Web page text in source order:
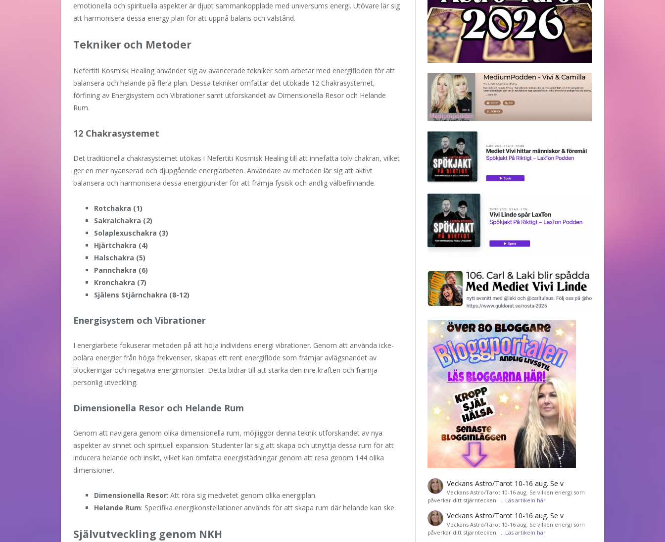
emotionella och spirituella aspekter är djupt sammankopplade med universums energi. Utövare lär sig
att harmonisera dessa energy plan för att uppnå balans och välstånd.
Tekniker och Metoder
Nefertiti Kosmisk Healing använder sig av avancerade tekniker som arbetar med energiflöden för att
balansera och helande på flera plan. Dessa tekniker omfattar det utökade 12 Chakrasystemet,
förfining av Energisystem och Vibrationer samt utforskandet av Dimensionella Resor och Helande
Rum.
12 Chakrasystemet
Det traditionella chakrasystemet utökas i Nefertiti Kosmisk Healing till att innefatta tolv chakran, vilket
ger en mer nyanserad och djupgående energiarbeten. Användare av metoden lär sig att aktivt
balansera och harmonisera dessa energipunkter för att främja fysisk och andlig välbefinnande.
Rotchakra (1)
Sakralchakra (2)
Solaplexuschakra (3)
Hjärtchakra (4)
Halschakra (5)
Pannchakra (6)
Kronchakra (7)
Själens Stjärnchakra (8-12)
Energisystem och Vibrationer
I energiarbete fokuserar metoden på att höja individens energi vibrationer. Genom att använda icke-
polära energier från höga frekvenser, skapas ett rent energiflöde som främjar avlägsnandet av
blockeringar och negativa energimönster. Detta bidrar till att stärka den inre kraften och främja
personlig utveckling.
Dimensionella Resor och Helande Rum
Genom att navigera genom olika dimensionella rum, möjliggör denna teknik utforskandet av nya
aspekter av sinnet och spirituell expansion. Studenter lär sig att skapa och utnyttja dessa rum för att
inducera helande och insikt, vilket kan omfatta energistädningar genom att resa genom 144 olika
dimensioner.
Dimensionella Resor: Att röra sig medvetet genom olika energiplan.
Helande Rum: Specifika energikonstellationer används för att skapa rum där helande kan ske.
Självutveckling genom NKH
Veckans Astro/Tarot 10-16 aug. Se v
Veckans Astro/Tarot 10-16 aug. Se vilken energi som
påverkar ditt stjärntecken. … Läs artikeln här
Veckans Astro/Tarot 10-16 aug. Se v
Veckans Astro/Tarot 10-16 aug. Se vilken energi som
påverkar ditt stjärntecken. … Läs artikeln här